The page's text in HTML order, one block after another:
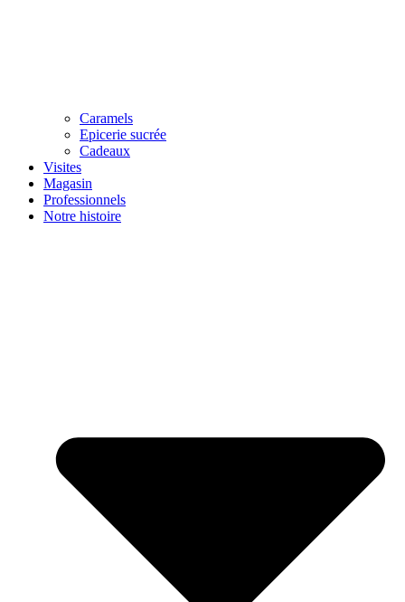
Caramels
Epicerie sucrée
Cadeaux
Visites
Magasin
Professionnels
Notre histoire